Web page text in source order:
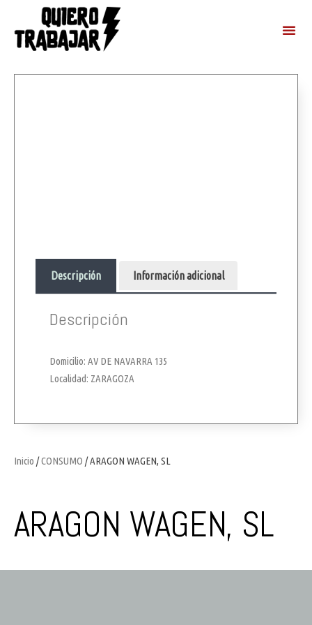
Inicio /CONSUMO / ARAGON WAGEN, SL
ARAGON WAGEN, SL
Descripción Información adicional
Descripción
Domicilio: AV DE NAVARRA 135
Localidad: ZARAGOZA